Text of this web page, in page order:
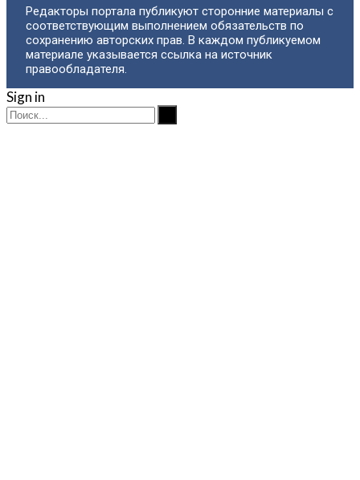
Редакторы портала публикуют сторонние материалы с
соответствующим выполнением обязательств по
сохранению авторских прав. В каждом публикуемом
материале указывается ссылка на источник
правообладателя.
Sign in